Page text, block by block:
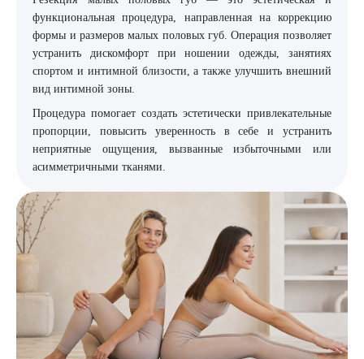
8 (863) 309-05-06
ЗАКАЗАТЬ ЗВОНОК
функциональная процедура, направленная на коррекцию
формы и размеров малых половых губ. Операция позволяет
устранить дискомфорт при ношении одежды, занятиях
спортом и интимной близости, а также улучшить внешний
вид интимной зоны.
Процедура помогает создать эстетически привлекательные
пропорции, повысить уверенность в себе и устранить
неприятные ощущения, вызванные избыточными или
асимметричными тканями.